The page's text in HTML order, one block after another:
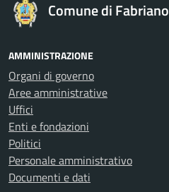
Comune di Fabriano
AMMINISTRAZIONE
Organi di governo
Aree amministrative
Uffici
Enti e fondazioni
Politici
Personale amministrativo
Documenti e dati